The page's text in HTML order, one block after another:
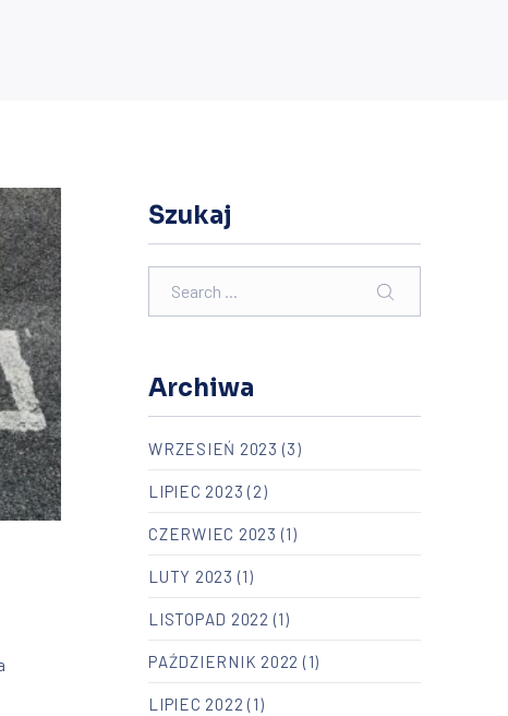
Szukaj
SEARCH
Archiwa
WRZESIEŃ 2023 (3)
LIPIEC 2023 (2)
CZERWIEC 2023 (1)
LUTY 2023 (1)
LISTOPAD 2022 (1)
PAŹDZIERNIK 2022 (1)
LIPIEC 2022 (1)